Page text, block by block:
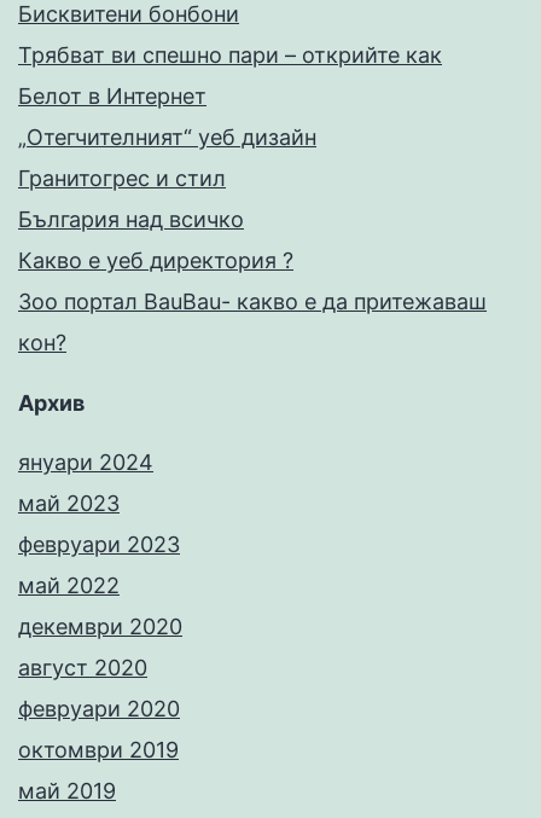
Бисквитени бонбони
Трябват ви спешно пари – открийте как
Белот в Интернет
„Отегчителният“ уеб дизайн
Гранитогрес и стил
България над всичко
Какво е уеб директория ?
Зоо портал BauBau- какво е да притежаваш
кон?
Архив
януари 2024
май 2023
февруари 2023
май 2022
декември 2020
август 2020
февруари 2020
октомври 2019
май 2019